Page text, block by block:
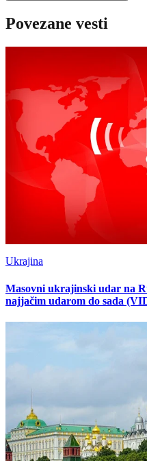
Povezane vesti
Ukrajina
Masovni ukrajinski udar na
najjačim udarom do sada